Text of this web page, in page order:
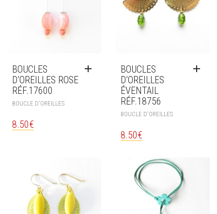
BOUCLES
D’OREILLES ROSE
RÉF.17600
BOUCLE D'OREILLES
8.50€
BOUCLES
D’OREILLES
ÉVENTAIL
RÉF.18756
BOUCLE D'OREILLES
8.50€